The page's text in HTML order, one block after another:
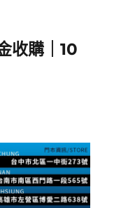
收購｜10